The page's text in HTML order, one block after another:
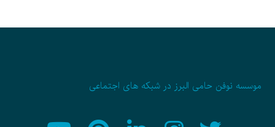
موسسه نوفن حامی البرز در شبکه های اجتماعی